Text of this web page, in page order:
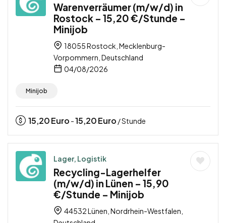
Warenverräumer (m/w/d) in
Rostock – 15,20 €/Stunde –
Minijob
18055 Rostock, Mecklenburg-
Vorpommern, Deutschland
04/08/2026
Minijob
15,20Euro -15,20Euro / Stunde
Lager, Logistik
Recycling-Lagerhelfer
(m/w/d) in Lünen – 15,90
€/Stunde – Minijob
44532 Lünen, Nordrhein-Westfalen,